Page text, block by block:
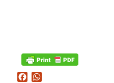
Facebook